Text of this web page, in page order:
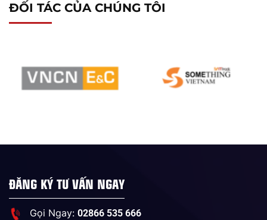
ĐỐI TÁC CỦA CHÚNG TÔI
ĐĂNG KÝ TƯ VẤN NGAY
Gọi Ngay: 02866 535 666